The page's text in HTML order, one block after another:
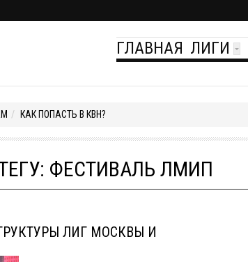
ГЛАВНАЯ ЛИГИ
КАК ПОПАСТЬ В КВН?
ФЕСТИВАЛЬ ЛМИП
ЛИГ МОСКВЫ И